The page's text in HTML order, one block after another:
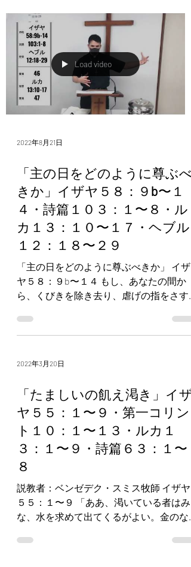
るーー...
Load video
2022年8月21日
「主の日をどのように尊ぶべ
きか」イザヤ５８：９b〜１
４・詩篇１０３：１〜８・ル
カ１３：１０〜１７・ヘブル
１２：１８〜２９
「主の日をどのように尊ぶべきか」 イザ
ヤ５８：９b〜１４ もし、あなたの間か
ら、くびきを除き去り、虐げの指をさす
た者に心を配り、苦しむ者の願いを満た
すなら、あなたの光は、闇の中に輝き上
2022年3月20日
「たましいの飢え渇き」イザ
ヤ５５：１〜９・第一コリン
ト１０：１〜１３・ルカ１
３：１〜９・詩篇６３：１〜
８
説教者：ベンゼデク・スミス牧師 イザヤ
５５：１〜９ 「ああ、渇いている者はみ
な、水を求めて出てくるがよい。金のな
あ、金を払わないで、穀物を買え。代価